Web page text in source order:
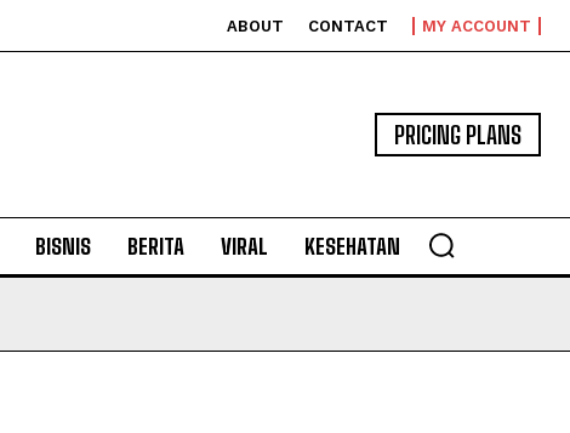
ABOUT CONTACT MY ACCOUNT
PRICING PLANS
BISNIS BERITA VIRAL KESEHATAN